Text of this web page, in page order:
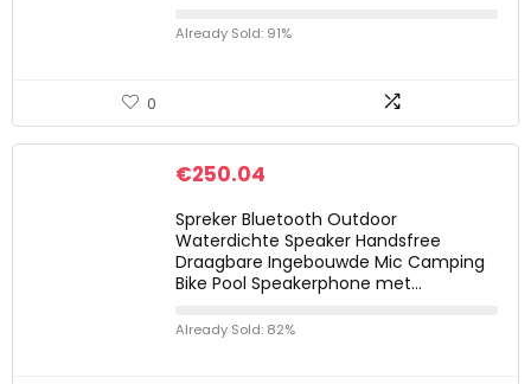
Already Sold: 91%
0
€250.04
Spreker Bluetooth Outdoor
Waterdichte Speaker Handsfree
Draagbare Ingebouwde Mic Camping
Bike Pool Speakerphone met…
Already Sold: 82%